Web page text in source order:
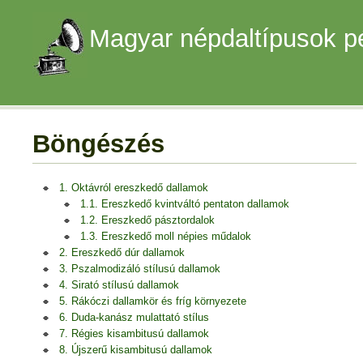
Magyar népdaltípusok
Böngészés
1. Oktávról ereszkedő dallamok
1.1. Ereszkedő kvintváltó pentaton dallamok
1.2. Ereszkedő pásztordalok
1.3. Ereszkedő moll népies műdalok
2. Ereszkedő dúr dallamok
3. Pszalmodizáló stílusú dallamok
4. Sirató stílusú dallamok
5. Rákóczi dallamkör és fríg környezete
6. Duda-kanász mulattató stílus
7. Régies kisambitusú dallamok
8. Újszerű kisambitusú dallamok